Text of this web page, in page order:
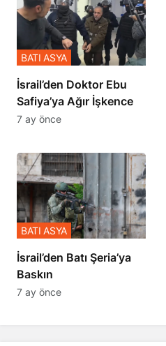
İsrail’den Doktor Ebu
Safiya’ya Ağır İşkence
BATI ASYA
7 ay önce
​​​​​​​İsrail’den Batı Şeria’ya
Baskın
BATI ASYA
7 ay önce